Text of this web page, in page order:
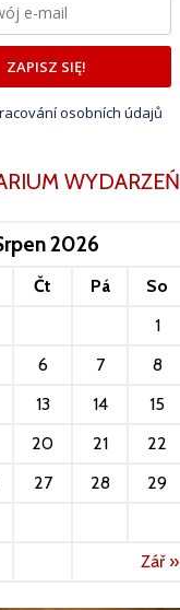
ZAPISZ SIĘ!
osobních údajů
WYDARZEŃ
2026
Čt Pá So
1
6 7 8
13 14 15
20 21 22
27 28 29
Zář »